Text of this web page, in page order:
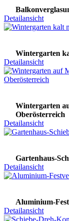
Detailansicht
Wintergarten
Detailansicht
Wintergarten
Oberösterreich
Detailansicht
Gartenhaus-
Detailansicht
Aluminium-
Detailansicht